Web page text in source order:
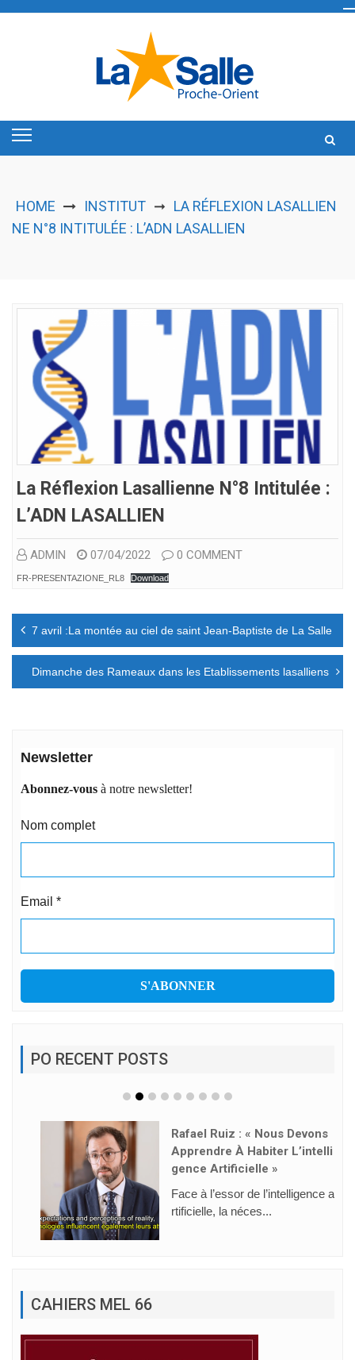
HOME INSTITUT ➞ LA RÉFLEXION LASALLIEN
NE N°8 INTITULÉE : L’ADN LASALLIEN
La Réflexion Lasallienne N°8 Intitulée :
L’ADN LASALLIEN
ADMIN 07/04/2022 0 COMMENT
FR-PRESENTAZIONE_RL8 Download
Navigation
l’article
7 avril :La montée au ciel de saint Jean-Baptiste de La Salle
Dimanche des Rameaux dans les Etablissements lasalliens
Newsletter
Abonnez-vous à notre newsletter!
Nom complet
Email *
PO RECENT POSTS
Rafael Ruiz : « Nous Devons
Apprendre À Habiter L’intelli
Gence Artificielle »
Face à l’essor de l’intelligence a
rtificielle, la néces...
CAHIERS MEL 66